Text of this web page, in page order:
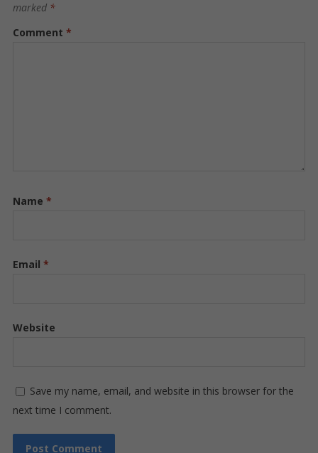
marked *
Comment *
Name *
Email *
Website
Save my name, email, and website in this browser for the
next time I comment.